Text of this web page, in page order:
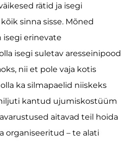
rätid ja isegi
sinna sisse. Mõned
isegi erinevate
isegi suletav aresseinipood
nii et pole vaja kotis
ka silmapaelid niiskeks
kantud ujumiskostüüm
aitavad teil hoida
organiseeritud – te alati